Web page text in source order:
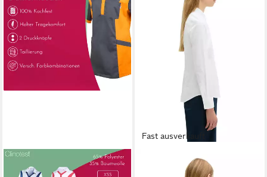
CLINOTEST
Funktionsbluse
Fast ausverkauft
MARC O'POLO
Langarmbluse in Stretch-